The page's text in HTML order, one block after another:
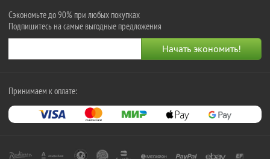
Сэкономьте до 90% при любых покупках
Подпишитесь на самые выгодные предложения
Принимаем к оплате: